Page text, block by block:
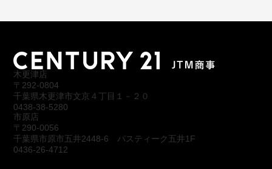
木更津店
〒292-0804
千葉県木更津市文京４丁目１－２０
0438-38-5280
市原店
〒290-0056
千葉県市原市五井2448-6 パスティーク五井1F
0436-26-4712